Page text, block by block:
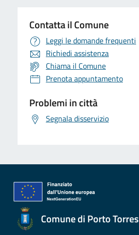
Contatta il Comune
Leggi le domande frequenti
Richiedi assistenza
Chiama il Comune
Prenota appuntamento
Problemi in città
Segnala disservizio
Comune di Porto Torres